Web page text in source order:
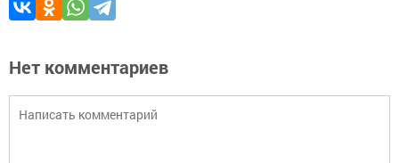
Нет комментариев